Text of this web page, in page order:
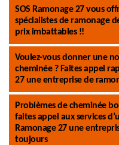
SOS Ramonage 27 vous
spécialistes de ramonage
prix imbattables !!
Voulez-vous donner une
cheminée ? Faites appel
27 une entreprise de
Problèmes de cheminée
faites appel aux services
Ramonage 27 une
toujours